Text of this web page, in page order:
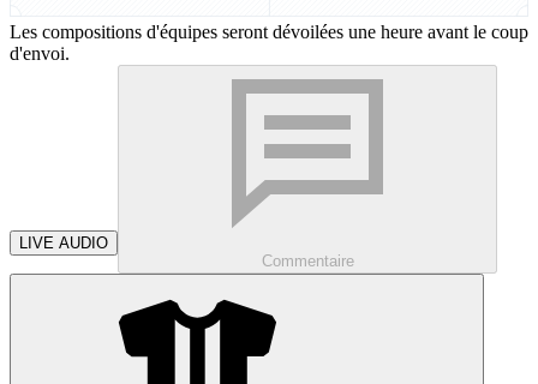
Les compositions d'équipes seront dévoilées une heure avant le coup
d'envoi.
LIVE AUDIO
Commentaire